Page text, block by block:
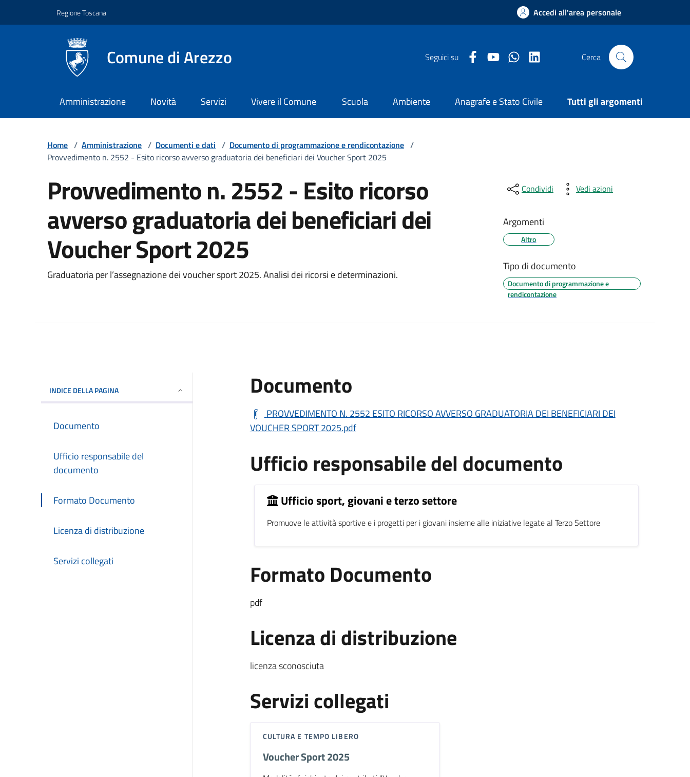
Regione Toscana Accedi all'area personale
Comune di Arezzo Seguici su Facebook Comune di Arezzo
Youtube Comune di Arezzo
Twitter Comune di Arezzo
LinkedIn Comune di Arezzo
Cerca
Amministrazione Novità Servizi Vivere il Comune Scuola Ambiente Anagrafe e Stato Civile Tutti gli argomenti
Home / Amministrazione / Documenti e dati / Documento di programmazione e rendicontazione /
Provvedimento n. 2552 - Esito ricorso avverso graduatoria dei beneficiari dei Voucher Sport 2025
Provvedimento n. 2552 - Esito ricorso
avverso graduatoria dei beneficiari dei
Voucher Sport 2025
Graduatoria per l’assegnazione dei voucher sport 2025. Analisi dei ricorsi e determinazioni.
Condividi Vedi azioni
Argomenti
Altro
Tipo di documento
Documento di programmazione e
rendicontazione
INDICE DELLA PAGINA
Documento
Ufficio responsabile del
documento
Formato Documento
Licenza di distribuzione
Servizi collegati
Documento
PROVVEDIMENTO N. 2552 ESITO RICORSO AVVERSO GRADUATORIA DEI BENEFICIARI DEI
VOUCHER SPORT 2025.pdf
Ufficio responsabile del documento
Ufficio sport, giovani e terzo settore
Promuove le attività sportive e i progetti per i giovani insieme alle iniziative legate al Terzo Settore
Formato Documento
pdf
Licenza di distribuzione
licenza sconosciuta
Servizi collegati
CULTURA E TEMPO LIBERO
Voucher Sport 2025